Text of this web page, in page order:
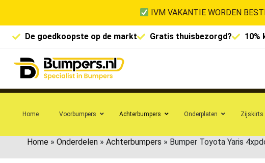
IVM VAKANTIE WORDEN
De goedkoopste op de markt Gratis thuisbezorgd? 10%
Home Voorbumpers Achterbumpers Onderplaten Zijskirts
Home » Onderdelen » Achterbumpers » Bumper Toyota Yaris